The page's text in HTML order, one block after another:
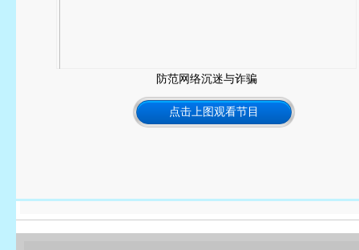
防范网络沉迷与诈骗
点击上图观看节目